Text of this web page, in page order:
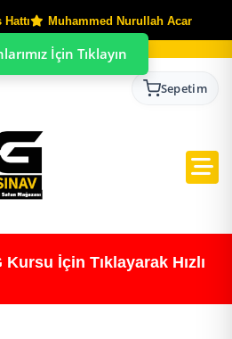
Muhammed Nurullah Acar
Sepetim
Kursu İçin Tıklayarak Hızlı
İçin Tıklayın